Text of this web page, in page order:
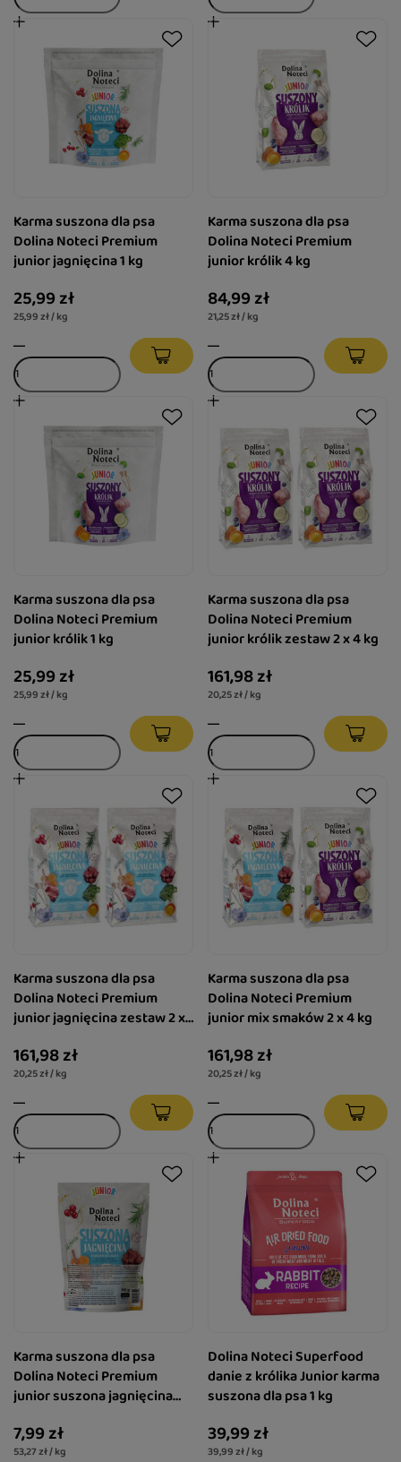
Karma suszona dla psa
Dolina Noteci Premium
junior jagnięcina 1 kg
25,99 zł
25,99 zł / kg
Karma suszona dla psa
Dolina Noteci Premium
junior królik 4 kg
84,99 zł
21,25 zł / kg
Karma suszona dla psa
Dolina Noteci Premium
junior królik 1 kg
25,99 zł
25,99 zł / kg
Karma suszona dla psa
Dolina Noteci Premium
junior królik zestaw 2 x 4 kg
161,98 zł
20,25 zł / kg
Karma suszona dla psa
Dolina Noteci Premium
junior jagnięcina zestaw 2 x
161,98 zł
20,25 zł / kg
Karma suszona dla psa
Dolina Noteci Premium
junior mix smaków 2 x 4 kg
161,98 zł
20,25 zł / kg
Karma suszona dla psa
Dolina Noteci Premium
junior suszona jagnięcina
7,99 zł
53,27 zł / kg
Dolina Noteci Superfood
danie z królika Junior karma
suszona dla psa 1 kg
39,99 zł
39,99 zł / kg